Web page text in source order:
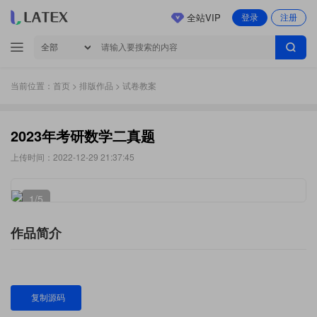
登录 注册
全站VIP
当前位置： 首页 > 排版作品 > 试卷教案
2023年考研数学二真题
上传时间：2022-12-29 21:37:45
1/5
作品简介
复制源码